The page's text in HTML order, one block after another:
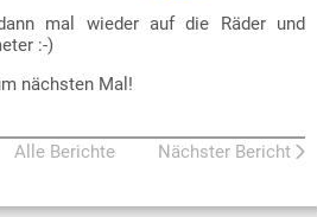
mal wieder auf die Räder und
:-)
nächsten Mal!
Alle Berichte Nächster Bericht